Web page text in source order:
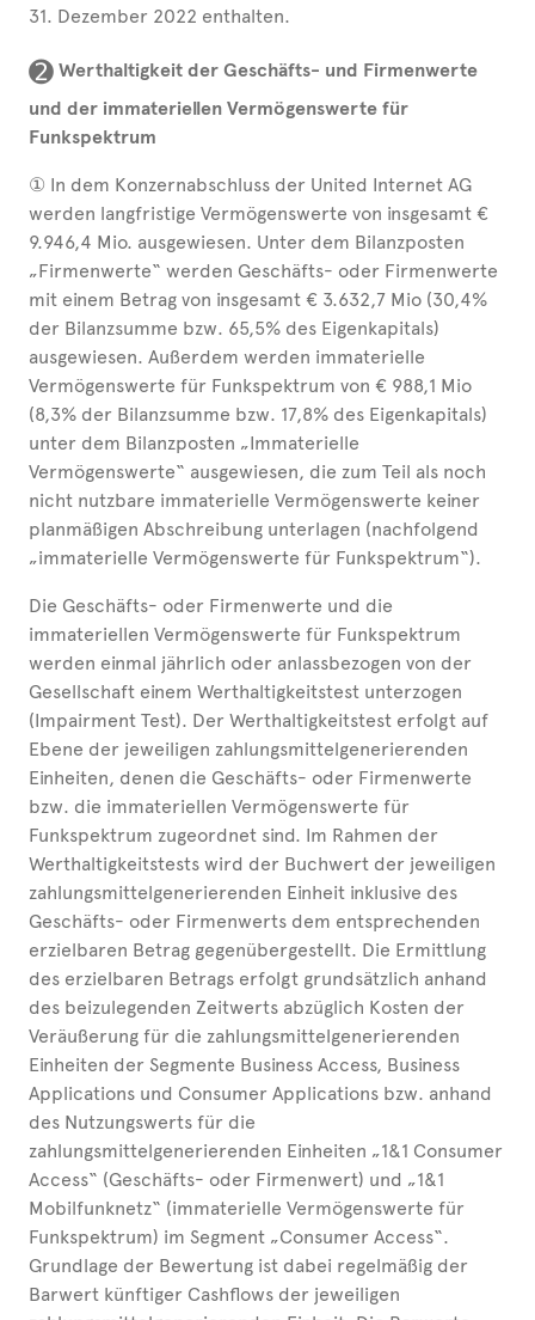
31. Dezember 2022 enthalten.
➋ Werthaltigkeit der Geschäfts- und Firmenwerte
und der immateriellen Vermögenswerte für
Funkspektrum
① In dem Konzernabschluss der United Internet AG
werden langfristige Vermögenswerte von insgesamt €
9.946,4 Mio. ausgewiesen. Unter dem Bilanzposten
„Firmenwerte“ werden Geschäfts- oder Firmenwerte
mit einem Betrag von insgesamt € 3.632,7 Mio (30,4%
der Bilanzsumme bzw. 65,5% des Eigenkapitals)
ausgewiesen. Außerdem werden immaterielle
Vermögenswerte für Funkspektrum von € 988,1 Mio
(8,3% der Bilanzsumme bzw. 17,8% des Eigenkapitals)
unter dem Bilanzposten „Immaterielle
Vermögenswerte“ ausgewiesen, die zum Teil als noch
nicht nutzbare immaterielle Vermögenswerte keiner
planmäßigen Abschreibung unterlagen (nachfolgend
„immaterielle Vermögenswerte für Funkspektrum“).
Die Geschäfts- oder Firmenwerte und die
immateriellen Vermögenswerte für Funkspektrum
werden einmal jährlich oder anlassbezogen von der
Gesellschaft einem Werthaltigkeitstest unterzogen
(Impairment Test). Der Werthaltigkeitstest erfolgt auf
Ebene der jeweiligen zahlungsmittelgenerierenden
Einheiten, denen die Geschäfts- oder Firmenwerte
bzw. die immateriellen Vermögenswerte für
Funkspektrum zugeordnet sind. Im Rahmen der
Werthaltigkeitstests wird der Buchwert der jeweiligen
zahlungsmittelgenerierenden Einheit inklusive des
Geschäfts- oder Firmenwerts dem entsprechenden
erzielbaren Betrag gegenübergestellt. Die Ermittlung
des erzielbaren Betrags erfolgt grundsätzlich anhand
des beizulegenden Zeitwerts abzüglich Kosten der
Veräußerung für die zahlungsmittelgenerierenden
Einheiten der Segmente Business Access, Business
Applications und Consumer Applications bzw. anhand
des Nutzungswerts für die
zahlungsmittelgenerierenden Einheiten „1&1 Consumer
Access“ (Geschäfts- oder Firmenwert) und „1&1
Mobilfunknetz“ (immaterielle Vermögenswerte für
Funkspektrum) im Segment „Consumer Access“.
Grundlage der Bewertung ist dabei regelmäßig der
Barwert künftiger Cashflows der jeweiligen